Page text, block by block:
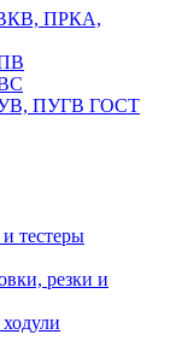
ПРКА,
ПУГВ ГОСТ
тестеры
резки и